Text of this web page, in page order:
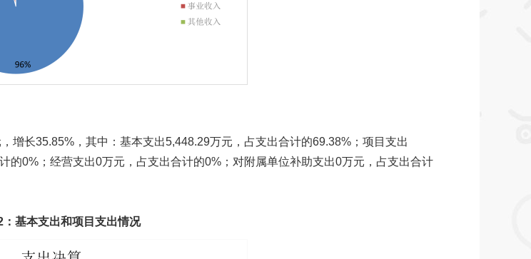
长35.85%，其中：基本支出5,448.29万元，占支出合计的69.38%；项目支出
的0%；经营支出0万元，占支出合计的0%；对附属单位补助支出0万元，占支出合计
：基本支出和项目支出情况